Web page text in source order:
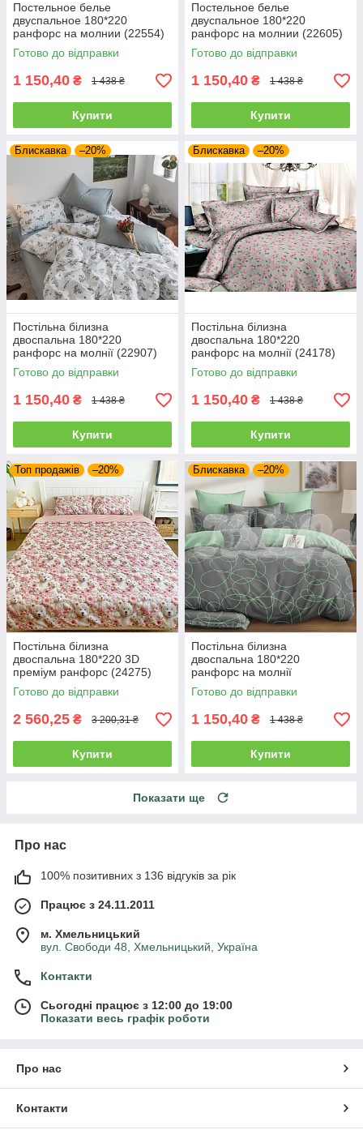
Постельное белье
двуспальное 180*220
ранфорс на молнии (22554)
Готово до відправки
1 150,40 ₴ 1 438 ₴
Купити
Постельное белье
двуспальное 180*220
ранфорс на молнии (22605)
Готово до відправки
1 150,40 ₴ 1 438 ₴
Купити
Блискавка –20%
Постільна білизна
двоспальна 180*220
ранфорс на молнії (22907)
Готово до відправки
1 150,40 ₴ 1 438 ₴
Купити
Блискавка –20%
Постільна білизна
двоспальна 180*220
ранфорс на молнії (24178)
Готово до відправки
1 150,40 ₴ 1 438 ₴
Купити
Топ продажів –20%
Постільна білизна
двоспальна 180*220 3D
преміум ранфорс (24275)
Готово до відправки
2 560,25 ₴ 3 200,31 ₴
Купити
Блискавка –20%
Постільна білизна
двоспальна 180*220
ранфорс на молнії
Готово до відправки
1 150,40 ₴ 1 438 ₴
Купити
Показати ще
Про нас
100% позитивних з 136 відгуків за рік
Працює з 24.11.2011
м. Хмельницький
вул. Свободи 48, Хмельницький, Україна
Контакти
Сьогодні працює з 12:00 до 19:00
Показати весь графік роботи
Про нас
Контакти